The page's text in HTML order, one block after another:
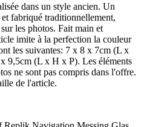
dans un style ancien. Un
fabriqué traditionnellement,
les photos. Fait main et
imite à la perfection la couleur
les suivantes: 7 x 8 x 7cm (L x
9,5cm (L x H x P). Les éléments
ne sont pas compris dans l'offre.
de l'article.